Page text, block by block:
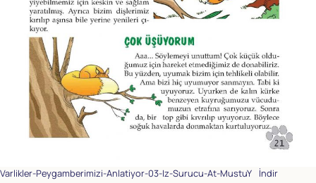
Varlikler-Peygamberimizi-Anlatiyor-03-Iz-Surucu-At-MustuY İndir